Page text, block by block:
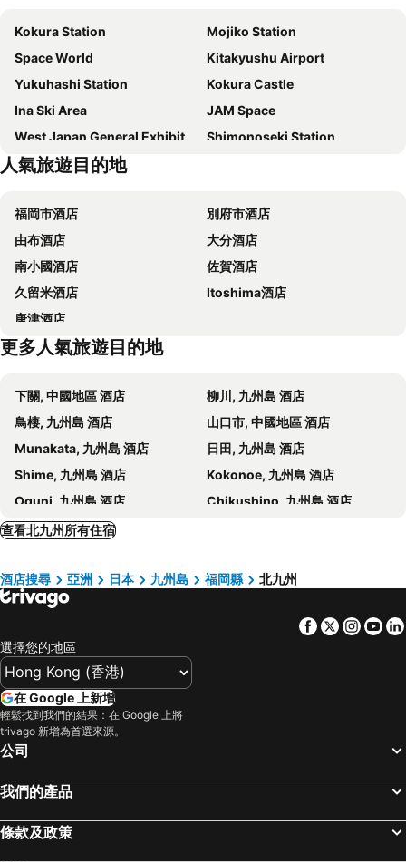
Dormy Inn Premium Shimonoseki
Hotel Crown Hills Kokura
Toyoko Inn Kitakyushu Airport
Sunsky Hotel
Hotel Relief Kokura Station
Route-Inn Mojiko
Shimonoseki Station West Washington Hotel Plaza
東横INN 小倉站新幹線口
Fukuoka Mojiko Stay
Quintessa Hotel Kokura Comic & Books
Comfort Hotel Kokura
Vessel Hotel Kanda Kitakyushu Airport
Nishitetsu Inn Kurosaki
Hotel Crown Palais Kokura
Via Inn Shimonoseki
Hotel Crown Palais Kitakyushu
Hotel 1-2-3 Kokura
Comfort Hotel Kurosaki
Super Hotel Premier Shimonoseki
Toyoko Inn Shimonoseki Kaikyo yume tower Mae
Urban Place Inn Kokura
Ariston Inn Kanda Kitakyushu Airport
Tabist Hotel Tetora Kitakyushu
Hotel Reference Kokuraekimae
Smile Hotel Shimonoseki
Shimonoseki Grand Hotel
Asano Hotel
BEB5 Mojiko by Hoshino Resorts
Rico Hotel Kokura
Smile Hotel Kokura
Urban Hotel Kajimachi
Kitakyushu Daiichi
Kokura Station
Mojiko Station
Space World
Kitakyushu Airport
Yukuhashi Station
Kokura Castle
Ina Ski Area
JAM Space
West Japan General Exhibition Center
Shimonoseki Station
Kurosaki Station
人氣旅遊目的地
福岡市酒店
別府市酒店
由布酒店
大分酒店
南小國酒店
佐賀酒店
久留米酒店
Itoshima酒店
唐津酒店
更多人氣旅遊目的地
下關, 中國地區 酒店
柳川, 九州島 酒店
鳥棲, 九州島 酒店
山口市, 中國地區 酒店
Munakata, 九州島 酒店
日田, 九州島 酒店
Shime, 九州島 酒店
Kokonoe, 九州島 酒店
Oguni, 九州島 酒店
Chikushino, 九州島 酒店
大宰府, 九州島 酒店
Ukiha, 九州島 酒店
Miyawaka, 九州島 酒店
Okawa, 九州島 酒店
Iizuka, 九州島 酒店
福岡市, 九州島 酒店
由布, 九州島 酒店
阿蘇, 九州島 酒店
南小國, 九州島 酒店
名古屋, 中部及北陸 酒店
富士河口湖町, 中部及北陸 酒店
查看北九州所有住宿
酒店搜尋 亞洲 日本 九州島 福岡縣 北九州
Facebook
Twitter
選擇您的地區
在 Google 上新增
輕鬆找到我們的結果：在 Google 上將
trivago 新增為首選來源。
公司
我們的產品
條款及政策